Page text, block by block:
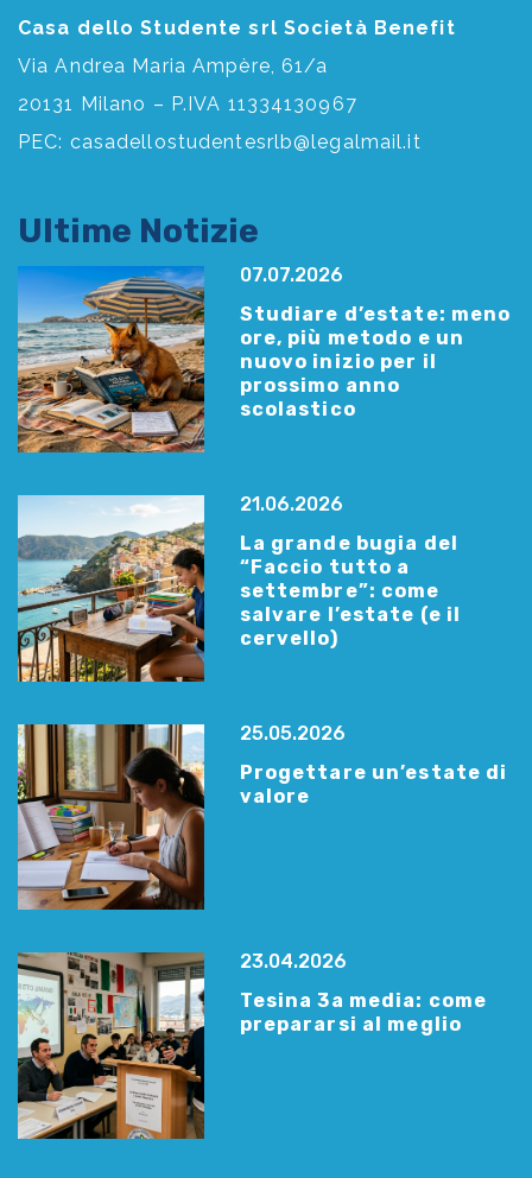
Casa dello Studente srl Società Benefit
Via Andrea Maria Ampère, 61/a
20131 Milano – P.IVA 11334130967
PEC: casadellostudentesrlb@legalmail.it
Ultime Notizie
07.07.2026
Studiare d’estate: meno
ore, più metodo e un
nuovo inizio per il
prossimo anno
scolastico
21.06.2026
La grande bugia del
“Faccio tutto a
settembre”: come
salvare l’estate (e il
cervello)
25.05.2026
Progettare un’estate di
valore
23.04.2026
Tesina 3a media: come
prepararsi al meglio